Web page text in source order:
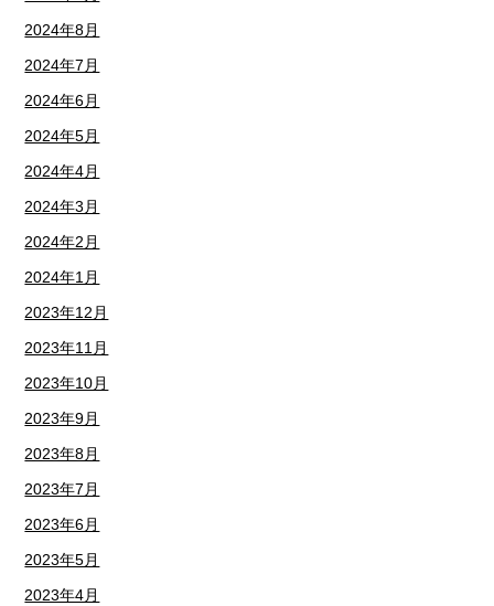
2024年8月
2024年7月
2024年6月
2024年5月
2024年4月
2024年3月
2024年2月
2024年1月
2023年12月
2023年11月
2023年10月
2023年9月
2023年8月
2023年7月
2023年6月
2023年5月
2023年4月